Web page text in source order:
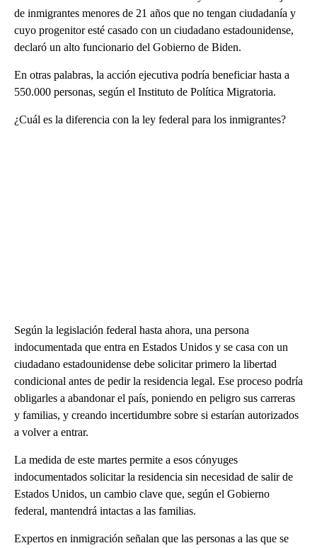
de inmigrantes menores de 21 años que no tengan ciudadanía y
cuyo progenitor esté casado con un ciudadano estadounidense,
declaró un alto funcionario del Gobierno de Biden.
En otras palabras, la acción ejecutiva podría beneficiar hasta a
550.000 personas, según el Instituto de Política Migratoria.
¿Cuál es la diferencia con la ley federal para los inmigrantes?
Según la legislación federal hasta ahora, una persona
indocumentada que entra en Estados Unidos y se casa con un
ciudadano estadounidense debe solicitar primero la libertad
condicional antes de pedir la residencia legal. Ese proceso podría
obligarles a abandonar el país, poniendo en peligro sus carreras
y familias, y creando incertidumbre sobre si estarían autorizados
a volver a entrar.
La medida de este martes permite a esos cónyuges
indocumentados solicitar la residencia sin necesidad de salir de
Estados Unidos, un cambio clave que, según el Gobierno
federal, mantendrá intactas a las familias.
Expertos en inmigración señalan que las personas a las que se